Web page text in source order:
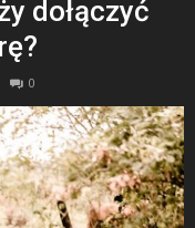
dołączyć
0